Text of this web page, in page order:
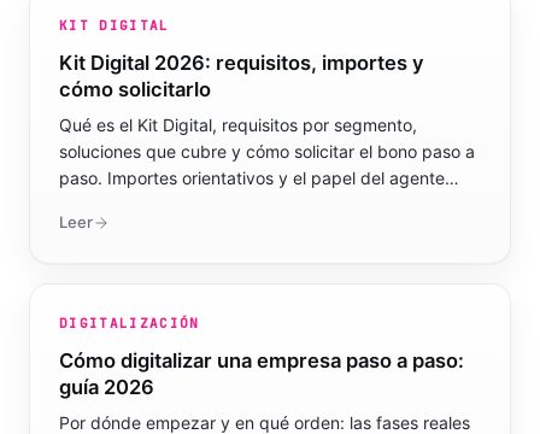
KIT DIGITAL
Kit Digital 2026: requisitos, importes y
cómo solicitarlo
Qué es el Kit Digital, requisitos por segmento,
soluciones que cubre y cómo solicitar el bono paso a
paso. Importes orientativos y el papel del agente
Leer
DIGITALIZACIÓN
Cómo digitalizar una empresa paso a paso:
guía 2026
Por dónde empezar y en qué orden: las fases reales